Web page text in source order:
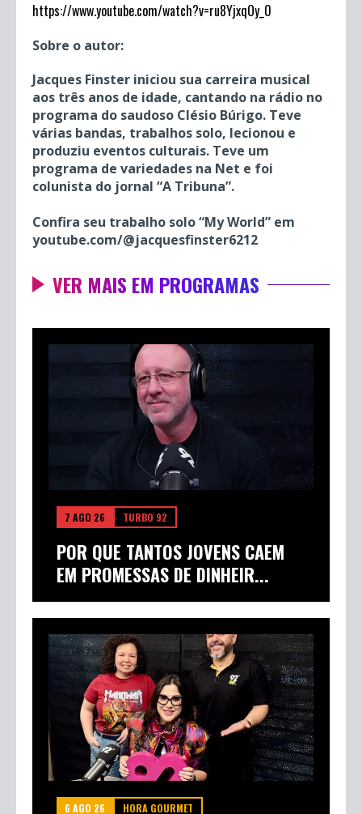
https://www.youtube.com/watch?v=ru8YjxqOy_0
Sobre o autor:
Jacques Finster iniciou sua carreira musical
aos três anos de idade, cantando na rádio no
programa do saudoso Clésio Búrigo. Teve
várias bandas, trabalhos solo, lecionou e
produziu eventos culturais. Teve um
programa de variedades na Net e foi
colunista do jornal “A Tribuna”.
Confira seu trabalho solo “My World” em
youtube.com/@jacquesfinster6212
VER MAIS EM PROGRAMAS
7 AGO 26 TURBO 92
POR QUE TANTOS JOVENS CAEM
EM PROMESSAS DE DINHEIR...
6 AGO 26 HORA GOURMET